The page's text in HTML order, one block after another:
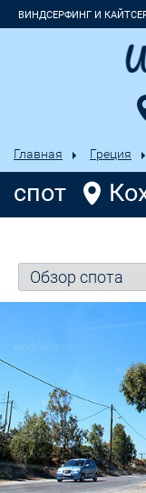
ВИНДСЕРФИНГ И
Главная Греция
спот